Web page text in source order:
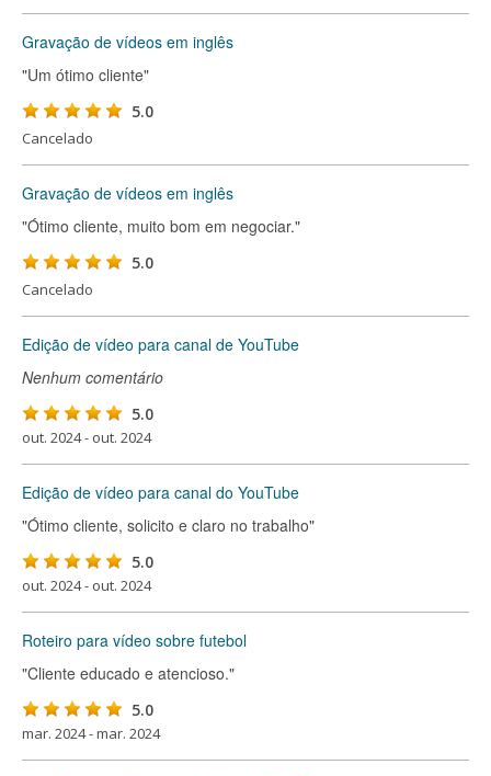
Gravação de vídeos em inglês
"Um ótimo cliente"
5.0
Cancelado
Gravação de vídeos em inglês
"Ótimo cliente, muito bom em negociar."
5.0
Cancelado
Edição de vídeo para canal de YouTube
Nenhum comentário
5.0
out. 2024 - out. 2024
Edição de vídeo para canal do YouTube
"Ótimo cliente, solicito e claro no trabalho"
5.0
out. 2024 - out. 2024
Roteiro para vídeo sobre futebol
"Cliente educado e atencioso."
5.0
mar. 2024 - mar. 2024